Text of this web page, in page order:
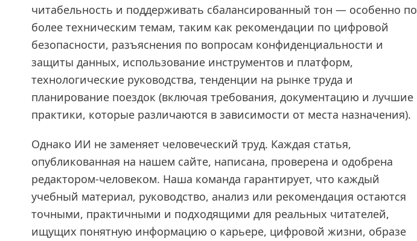
читабельность и поддерживать сбалансированный тон — особенно по
более техническим темам, таким как рекомендации по цифровой
безопасности, разъяснения по вопросам конфиденциальности и
защиты данных, использование инструментов и платформ,
технологические руководства, тенденции на рынке труда и
планирование поездок (включая требования, документацию и лучшие
практики, которые различаются в зависимости от места назначения).
Однако ИИ не заменяет человеческий труд. Каждая статья,
опубликованная на нашем сайте, написана, проверена и одобрена
редактором-человеком. Наша команда гарантирует, что каждый
учебный материал, руководство, анализ или рекомендация остаются
точными, практичными и подходящими для реальных читателей,
ищущих понятную информацию о карьере, цифровой жизни, образе